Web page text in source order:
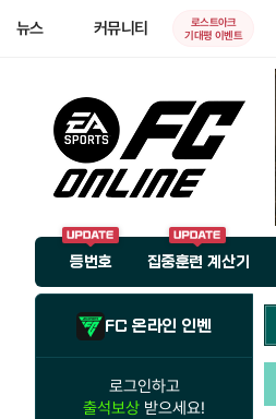
뉴스 커뮤니티
로스트아크
기대평 이벤트
등번호 집중훈련 계산기
FC 온라인 인벤
로그인하고
출석보상 받으세요!